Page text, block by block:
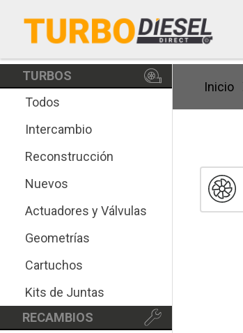
TURBOS
Todos
Intercambio
Reconstrucción
Nuevos
Actuadores y Válvulas
Geometrías
Cartuchos
Kits de Juntas
RECAMBIOS
Inicio